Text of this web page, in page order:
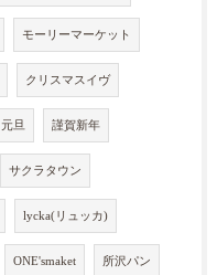
モーリーマーケット
クリスマスイヴ
元旦 謹賀新年
サクラタウン
lycka(リュッカ)
ONE'smaket 所沢パン